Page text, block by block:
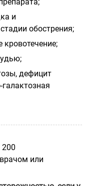
и
обострения;
кровотечение;
дефицит
или